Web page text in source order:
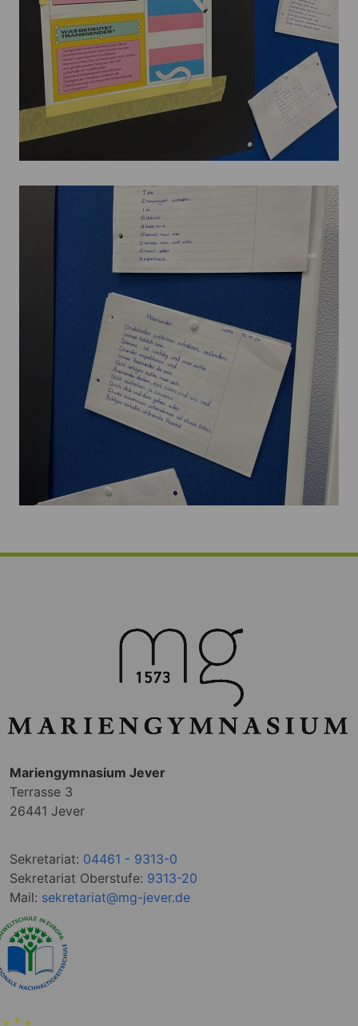
Mariengymnasium Jever
Terrasse 3
26441 Jever
Sekretariat: 04461 - 9313-0
Sekretariat Oberstufe: 9313-20
Mail: sekretariat@mg-jever.de